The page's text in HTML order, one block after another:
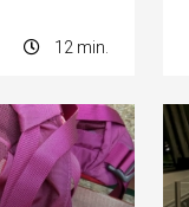
12 min.